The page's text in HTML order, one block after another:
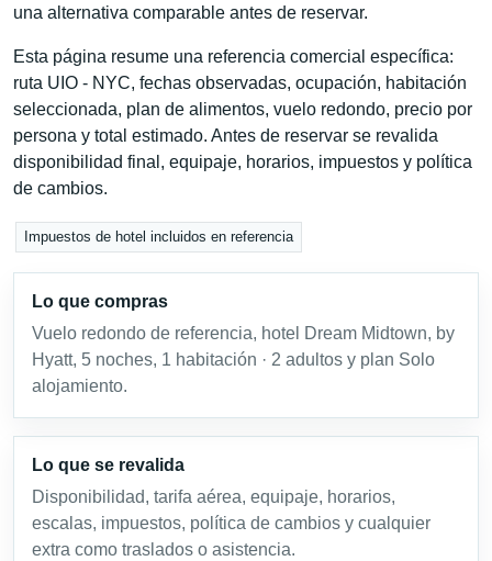
una alternativa comparable antes de reservar.
Esta página resume una referencia comercial específica:
ruta UIO - NYC, fechas observadas, ocupación, habitación
seleccionada, plan de alimentos, vuelo redondo, precio por
persona y total estimado. Antes de reservar se revalida
disponibilidad final, equipaje, horarios, impuestos y política
de cambios.
Impuestos de hotel incluidos en referencia
Lo que compras
Vuelo redondo de referencia, hotel Dream Midtown, by
Hyatt, 5 noches, 1 habitación · 2 adultos y plan Solo
alojamiento.
Lo que se revalida
Disponibilidad, tarifa aérea, equipaje, horarios,
escalas, impuestos, política de cambios y cualquier
extra como traslados o asistencia.